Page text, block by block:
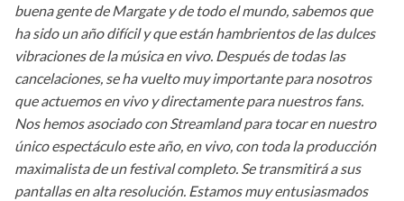
buena gente de Margate y de todo el mundo, sabemos que
ha sido un año difícil y que están hambrientos de las dulces
vibraciones de la música en vivo. Después de todas las
cancelaciones, se ha vuelto muy importante para nosotros
que actuemos en vivo y directamente para nuestros fans.
Nos hemos asociado con Streamland para tocar en nuestro
único espectáculo este año, en vivo, con toda la producción
maximalista de un festival completo. Se transmitirá a sus
pantallas en alta resolución. Estamos muy entusiasmados